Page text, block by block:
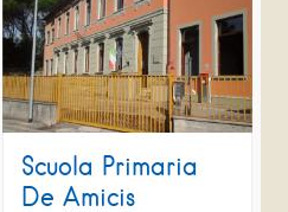
Scuola Primaria
De Amicis